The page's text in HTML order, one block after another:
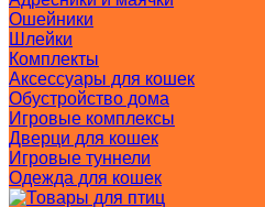
Ошейники
Шлейки
Комплекты
Аксессуары для кошек
Обустройство дома
Игровые комплексы
Дверци для кошек
Игровые туннели
Одежда для кошек